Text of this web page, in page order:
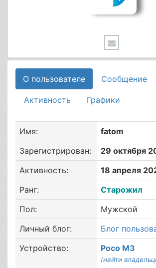
О пользователе Сообщение
Активность Графики
Имя:
fatom
Зарегистрирован:
29 октября
Активность:
18 апреля
Ранг:
Старожил
Пол:
Мужской
Личный блог:
Блог
Устройство:
Poco M3
(найти